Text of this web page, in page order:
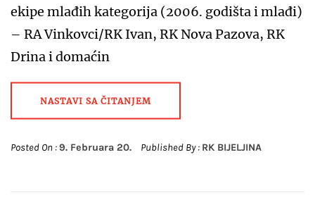
ekipe mlađih kategorija (2006. godišta i mlađi)
– RA Vinkovci/RK Ivan, RK Nova Pazova, RK
Drina i domaćin
NASTAVI SA ČITANJEM
Posted On :9. Februara 20. Published By : RK BIJELJINA